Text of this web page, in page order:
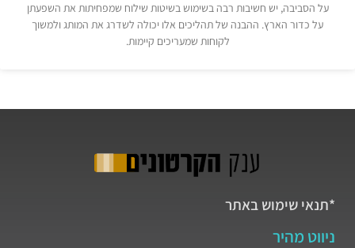
על הסביבה, יש חשיבות רבה בשימוש בשיטות שילוח שמפחיתות את השפעתן
על כדור הארץ. ההבנה של תהליכים אלו יכולה לשדרג את המותג ולמשוך
לקוחות שמעריכים קיימות.
*תנאי שימוש באתר
ניווט מהיר